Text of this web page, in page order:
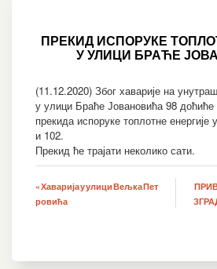
ПРЕКИД ИСПОРУКЕ
У УЛИЦИ БРАЋЕ
(11.12.2020) Због хаварије на
у улици Браће Јовановића 98
прекида испоруке топлотне
и 102.
Прекид ће трајати неколико сати.
Кретање
« Хаварија у улици Вељка Пет
ровића